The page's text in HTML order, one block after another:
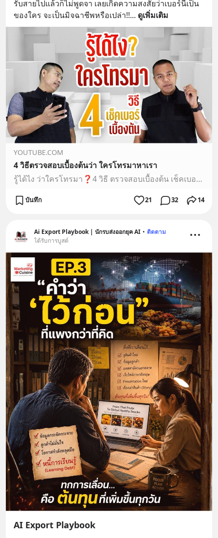
รับสายไปแล้วก็ไม่พูดจา เลยเกิดความสงสัยว่าเบอร์นี้เป็น
ของใคร จะเป็นมิจฉาชีพหรือเปล่า!!... ดูเพิ่มเติม
YOUTUBE.COM
4 วิธีตรวจสอบเบื้องต้นว่า ใครโทรมาหาเรา
รู้ได้ไง ว่าใครโทรมา❓4 วิธี ตรวจสอบเบื้องต้น เช็คเบอร์โทรศัพท์ว่าเขาเป็นใครเบอร์โทรแต่ละเบอร์ มันมีเพียงหนึ่งเดียว เมื่อเคยมีการใช้งานแล้ว ก็อาจจะมี #ร่องรอ...
บันทึก 21 32 14
Ai Export Playbook | นักรบส่งออกยุค AI • ติดตาม
ได้รับการบูสต์
AI Export Playbook